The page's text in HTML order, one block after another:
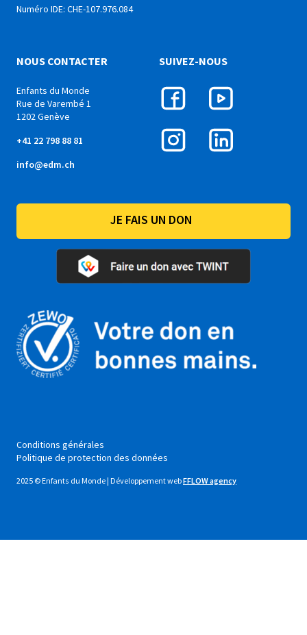
NOUS CONTACTER
Enfants du Monde
Rue de Varembé 1
1202 Genève
+41 22 798 88 81
info@edm.ch
Numéro IDE: CHE-107.976.084
SUIVEZ-NOUS
JE FAIS UN DON
Conditions générales
Politique de protection des données
2025 © Enfants du Monde | Développement webFFLOW agency